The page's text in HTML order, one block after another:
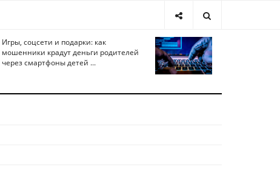
Игры, соцсети и подарки: как
мошенники крадут деньги родителей
через смартфоны детей ...